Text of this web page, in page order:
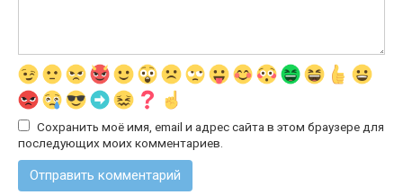
Сохранить моё имя, email и адрес сайта в этом браузере для
последующих моих комментариев.